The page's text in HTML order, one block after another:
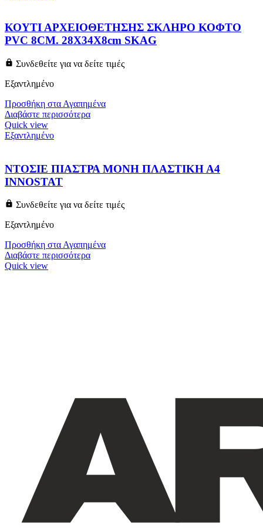
ΚΟΥΤΙ ΑΡΧΕΙΟΘΕΤΗΣΗΣ ΣΚΛΗΡΟ ΚΟΦΤΟ
PVC 8CM. 28Χ34Χ8cm SKAG
Συνδεθείτε για να δείτε τιμές
Εξαντλημένο
Προσθήκη στα Αγαπημένα
Διαβάστε περισσότερα
Quick view
Εξαντλημένο
ΝΤΟΣΙΕ ΠΙΑΣΤΡΑ ΜΟΝΗ ΠΛΑΣΤΙΚΗ Α4
INNOSTAT
Συνδεθείτε για να δείτε τιμές
Εξαντλημένο
Προσθήκη στα Αγαπημένα
Διαβάστε περισσότερα
Quick view